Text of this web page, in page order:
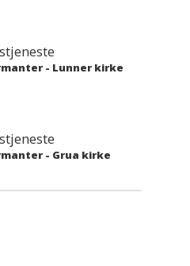
- Lunner kirke
- Grua kirke